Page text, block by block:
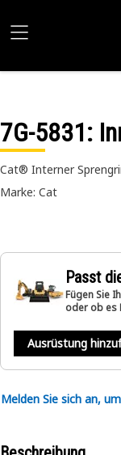
7G-5831:
Cat® Interner
Marke: Cat
Passt
Fügen Sie
oder ob es
Ausrüstung
Melden Sie sich an,